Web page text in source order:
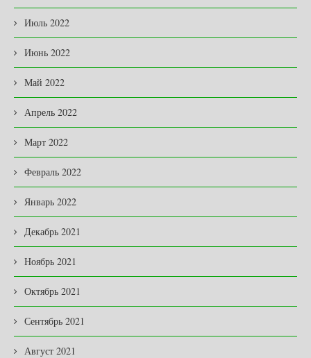
Июль 2022
Июнь 2022
Май 2022
Апрель 2022
Март 2022
Февраль 2022
Январь 2022
Декабрь 2021
Ноябрь 2021
Октябрь 2021
Сентябрь 2021
Август 2021